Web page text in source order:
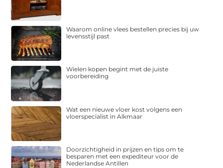
Waarom online vlees bestellen precies bij uw
levensstijl past
Wielen kopen begint met de juiste
voorbereiding
Wat een nieuwe vloer kost volgens een
vloerspecialist in Alkmaar
Doorzichtigheid in prijzen en tips om te
besparen met een expediteur voor de
Nederlandse Antillen